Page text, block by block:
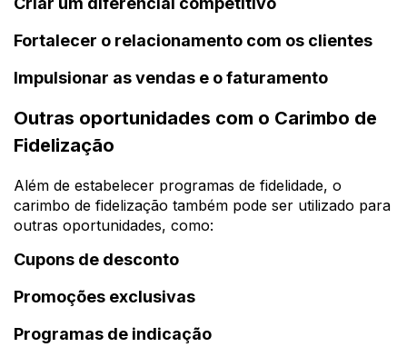
Fortalecer o relacionamento com os clientes
Impulsionar as vendas e o faturamento
Outras oportunidades com o Carimbo de
Fidelização
Além de estabelecer programas de fidelidade, o
carimbo de fidelização também pode ser utilizado para
outras oportunidades, como:
Cupons de desconto
Promoções exclusivas
Programas de indicação